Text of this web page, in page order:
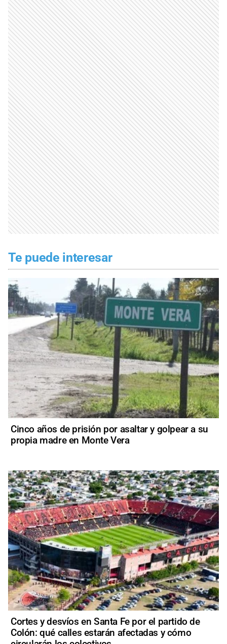
Te puede interesar
Cinco años de prisión por asaltar y golpear a su
propia madre en Monte Vera
Cortes y desvíos en Santa Fe por el partido de
Colón: qué calles estarán afectadas y cómo